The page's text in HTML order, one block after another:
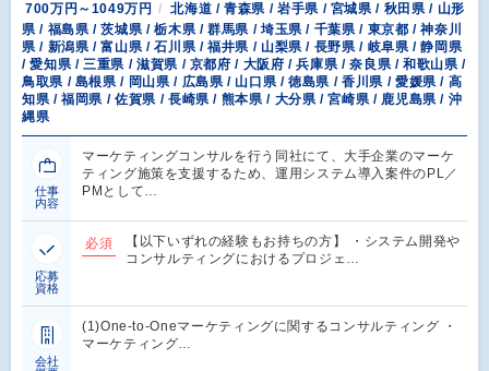
700万円～1049万円
北海道 / 青森県 / 岩手県 / 宮城県 / 秋田県 / 山形
県 / 福島県 / 茨城県 / 栃木県 / 群馬県 / 埼玉県 / 千葉県 / 東京都 / 神奈川
県 / 新潟県 / 富山県 / 石川県 / 福井県 / 山梨県 / 長野県 / 岐阜県 / 静岡県
/ 愛知県 / 三重県 / 滋賀県 / 京都府 / 大阪府 / 兵庫県 / 奈良県 / 和歌山県 /
鳥取県 / 島根県 / 岡山県 / 広島県 / 山口県 / 徳島県 / 香川県 / 愛媛県 / 高
知県 / 福岡県 / 佐賀県 / 長崎県 / 熊本県 / 大分県 / 宮崎県 / 鹿児島県 / 沖
縄県
仕事
内容
マーケティングコンサルを行う同社にて、大手企業のマーケ
ティング施策を支援するため、運用システム導入案件のPL／
PMとして…
応募
資格
必須
【以下いずれの経験もお持ちの方】 ・システム開発や
コンサルティングにおけるプロジェ…
会社
(1)One-to-Oneマーケティングに関するコンサルティング ・
マーケティング…